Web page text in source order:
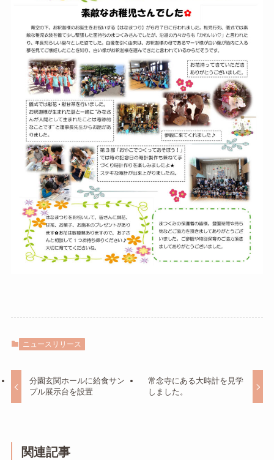
ニュースリリース
分園玄関ホールに給食サン
プル展示台を設置
常念寺にある大時計を見学
しました。
関連記事